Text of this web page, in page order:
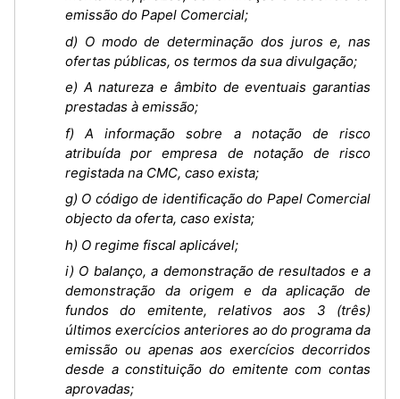
emissão do Papel Comercial;
d) O modo de determinação dos juros e, nas
ofertas públicas, os termos da sua divulgação;
e) A natureza e âmbito de eventuais garantias
prestadas à emissão;
f) A informação sobre a notação de risco
atribuída por empresa de notação de risco
registada na CMC, caso exista;
g) O código de identificação do Papel Comercial
objecto da oferta, caso exista;
h) O regime fiscal aplicável;
i) O balanço, a demonstração de resultados e a
demonstração da origem e da aplicação de
fundos do emitente, relativos aos 3 (três)
últimos exercícios anteriores ao do programa da
emissão ou apenas aos exercícios decorridos
desde a constituição do emitente com contas
aprovadas;